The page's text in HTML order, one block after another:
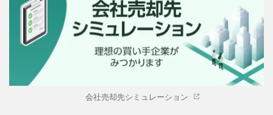
会社売却先シミュレーション